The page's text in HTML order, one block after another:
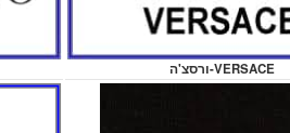
ורסצ'ה-VERSACE